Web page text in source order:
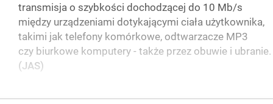
transmisja o szybkości dochodzącej do 10 Mb/s
między urządzeniami dotykającymi ciała użytkownika,
takimi jak telefony komórkowe, odtwarzacze MP3
czy biurkowe komputery - także przez obuwie i ubranie.
(JAS)